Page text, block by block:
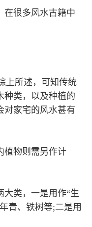
在很多风水古籍中
上所述，可知传统
种类，以及种植的
对家宅的风水甚有
植物则需另作计
大类，一是用作“生
青、铁树等;二是用